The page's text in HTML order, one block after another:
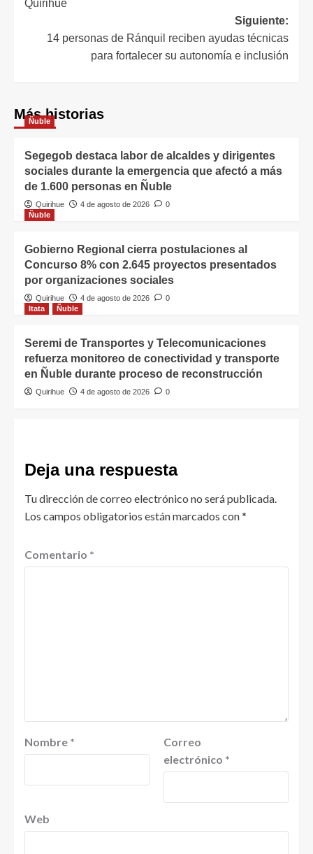
Quirihue
Siguiente:
14 personas de Ránquil reciben ayudas técnicas
para fortalecer su autonomía e inclusión
Más historias
Ñuble
Segegob destaca labor de alcaldes y dirigentes
sociales durante la emergencia que afectó a más
de 1.600 personas en Ñuble
Quirihue 4 de agosto de 2026
0
Ñuble
Gobierno Regional cierra postulaciones al
Concurso 8% con 2.645 proyectos presentados
por organizaciones sociales
Quirihue 4 de agosto de 2026
0
Itata
Ñuble
Seremi de Transportes y Telecomunicaciones
refuerza monitoreo de conectividad y transporte
en Ñuble durante proceso de reconstrucción
Quirihue 4 de agosto de 2026 0
Deja una respuesta
Tu dirección de correo electrónico no será publicada.
Los campos obligatorios están marcados con*
Comentario *
Nombre *
Correo
electrónico *
Web